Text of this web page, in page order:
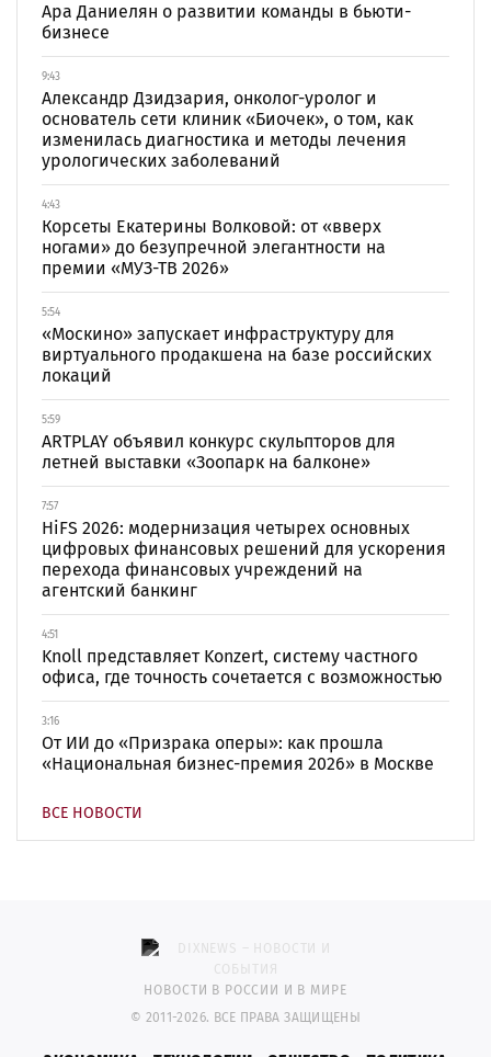
Ара Даниелян о развитии команды в бьюти-
бизнесе
9:43
Александр Дзидзария, онколог-уролог и
основатель сети клиник «Биочек», о том, как
изменилась диагностика и методы лечения
урологических заболеваний
4:43
Корсеты Екатерины Волковой: от «вверх
ногами» до безупречной элегантности на
премии «МУЗ-ТВ 2026»
5:54
«Москино» запускает инфраструктуру для
виртуального продакшена на базе российских
локаций
5:59
ARTPLAY объявил конкурс скульпторов для
летней выставки «Зоопарк на балконе»
7:57
HiFS 2026: модернизация четырех основных
цифровых финансовых решений для ускорения
перехода финансовых учреждений на
агентский банкинг
4:51
Knoll представляет Konzert, систему частного
офиса, где точность сочетается с возможностью
3:16
От ИИ до «Призрака оперы»: как прошла
«Национальная бизнес-премия 2026» в Москве
ВСЕ НОВОСТИ
НОВОСТИ В РОССИИ И В МИРЕ
© 2011-2026. ВСЕ ПРАВА ЗАЩИЩЕНЫ